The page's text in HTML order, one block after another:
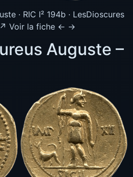
· RIC I² 194b · LesDioscures
Voir la fiche ← →
Auguste –